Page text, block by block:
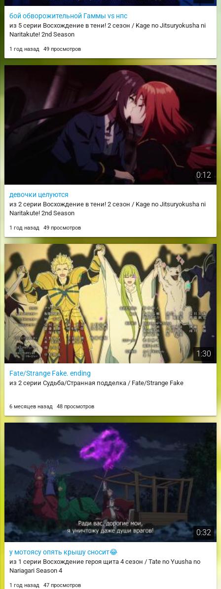
бой обворожительной Гаммы vs нпс
из 5 серии Восхождение в тени! 2 сезон / Kage no Jitsuryokusha ni
Naritakute! 2nd Season
1 год назад 49 просмотров
0:12
девочки целуются
из 2 серии Восхождение в тени! 2 сезон / Kage no Jitsuryokusha ni
Naritakute! 2nd Season
1 год назад 49 просмотров
1:30
Fate/Strange Fake. ending
из 2 серии Судьба/Странная подделка / Fate/Strange Fake
6 месяцев назад 48 просмотров
0:32
у мотоясу опять крышу сносит😂
из 1 серии Восхождение героя щита 4 сезон / Tate no Yuusha no
Nariagari Season 4
1 год назад 47 просмотров